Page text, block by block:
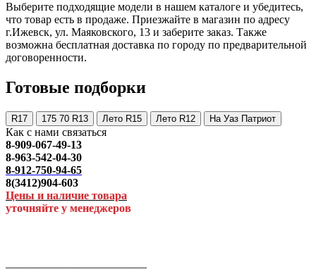
Выберите подходящие модели в нашем каталоге и убедитесь,
что товар есть в продаже. Приезжайте в магазин по адресу
г.Ижевск, ул. Маяковского, 13 и заберите заказ. Также
возможна бесплатная доставка по городу по предварительной
договоренности.
Готовые подборки
R17 175 70 R13 Лето R15 Лето R12 На Уаз Патриот
Как с нами связаться
8-909-067-49-13
8-963-542-04-30
8-912-750-94-65
8(3412)904-603
Цены и наличие товара
уточняйте у менеджеров